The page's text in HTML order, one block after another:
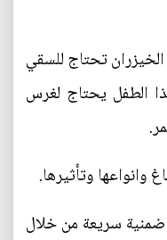
تحتاج للسقي
الطفل يحتاج لغرس
وانواعها وتأثيرها.
سريعة من خلال